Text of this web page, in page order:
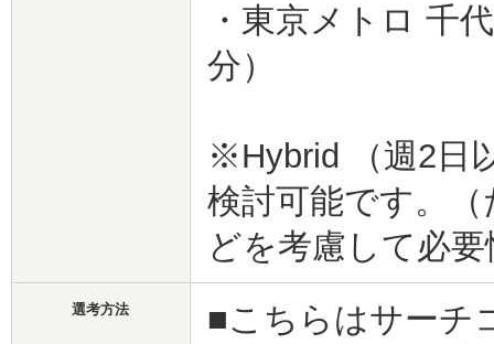
・東京メトロ 千
分）
※Hybrid （週2日
検討可能です。
どを考慮して必
選考方法
■こちらはサーチ